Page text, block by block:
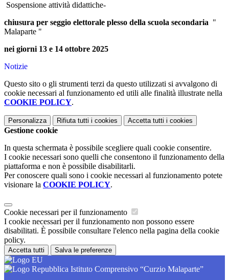
Sospensione attività didattiche-
chiusura per seggio elettorale plesso della scuola secondaria "
Malaparte "
nei giorni 13 e 14 ottobre 2025
Notizie
Questo sito o gli strumenti terzi da questo utilizzati si avvalgono di
cookie necessari al funzionamento ed utili alle finalità illustrate nella
COOKIE POLICY.
Personalizza Rifiuta tutti i cookies Accetta tutti i cookies
Gestione cookie
In questa schermata è possibile scegliere quali cookie consentire.
I cookie necessari sono quelli che consentono il funzionamento della
piattaforma e non è possibile disabilitarli.
Per conoscere quali sono i cookie necessari al funzionamento potete
visionare la COOKIE POLICY.
Cookie necessari per il funzionamento
I cookie necessari per il funzionamento non possono essere
disabilitati. È possibile consultare l'elenco nella pagina della cookie
policy.
Accetta tutti Salva le preferenze
Istituto Comprensivo “Curzio Malaparte”